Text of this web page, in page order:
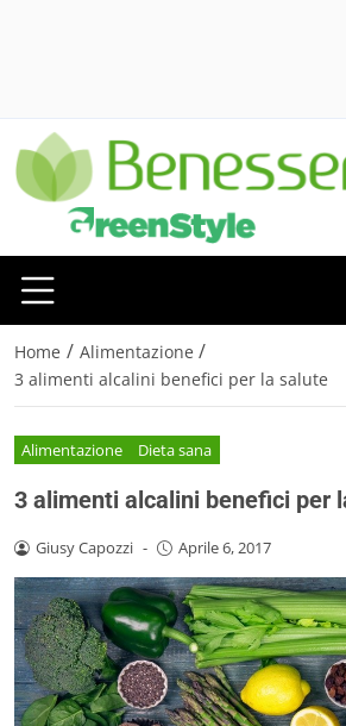
Home / Alimentazione /
3 alimenti alcalini benefici per la salute
Alimentazione Dieta sana
3 alimenti alcalini benefici per
Giusy Capozzi - Aprile 6, 2017